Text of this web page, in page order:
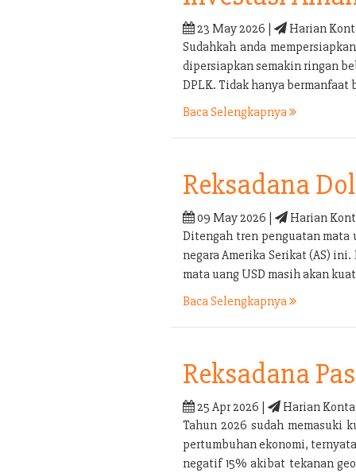
23 May 2026 |
Harian
Sudahkah anda
dipersiapkan semakin ringan
DPLK. Tidak hanya
Baca Selengkapnya
Reksadana
09 May 2026 |
Harian
Ditengah tren penguatan mata
negara Amerika Serikat (AS)
mata uang USD masih akan
Baca Selengkapnya
Reksadana
25 Apr 2026 |
Harian
Tahun 2026 sudah memasuki
pertumbuhan ekonomi,
negatif 15% akibat tekanan